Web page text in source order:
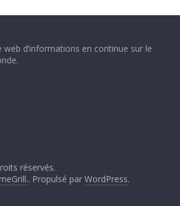
web d’informations en continue sur le
réservés.
. Propulsé par WordPress.